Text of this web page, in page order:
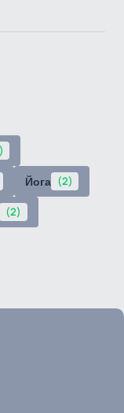
Йога (2)
(2)